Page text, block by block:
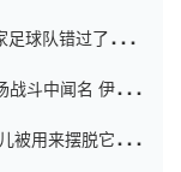
球队错过了世界
斗中闻名 伊万放
被用来摆脱它